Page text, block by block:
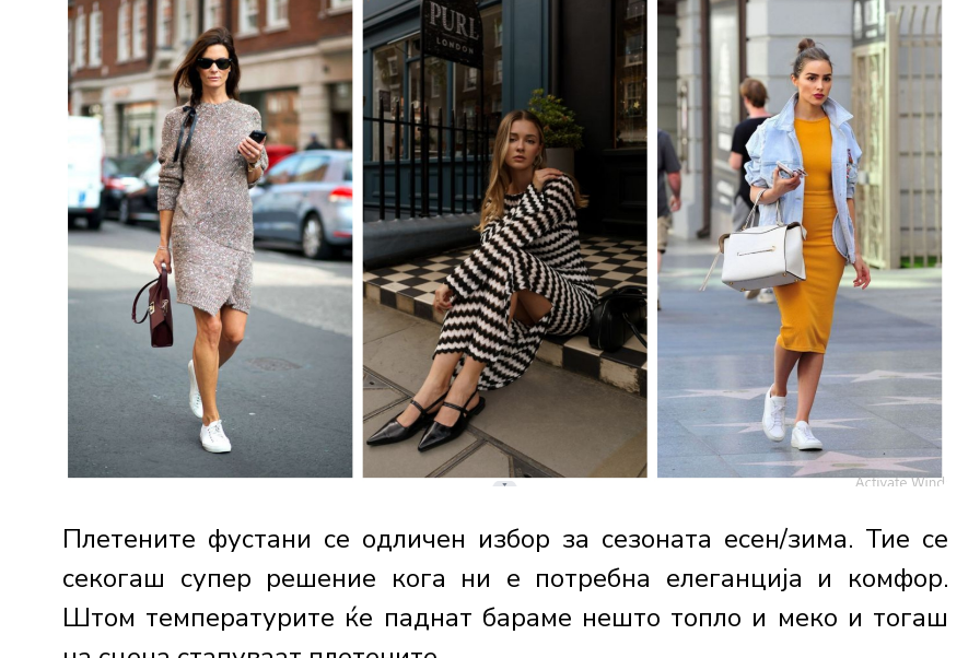
Плетените фустани се одличен избор за сезоната есен/зима. Тие се
секогаш супер решение кога ни е потребна елеганција и комфор.
Штом температурите ќе паднат бараме нешто топло и меко и тогаш